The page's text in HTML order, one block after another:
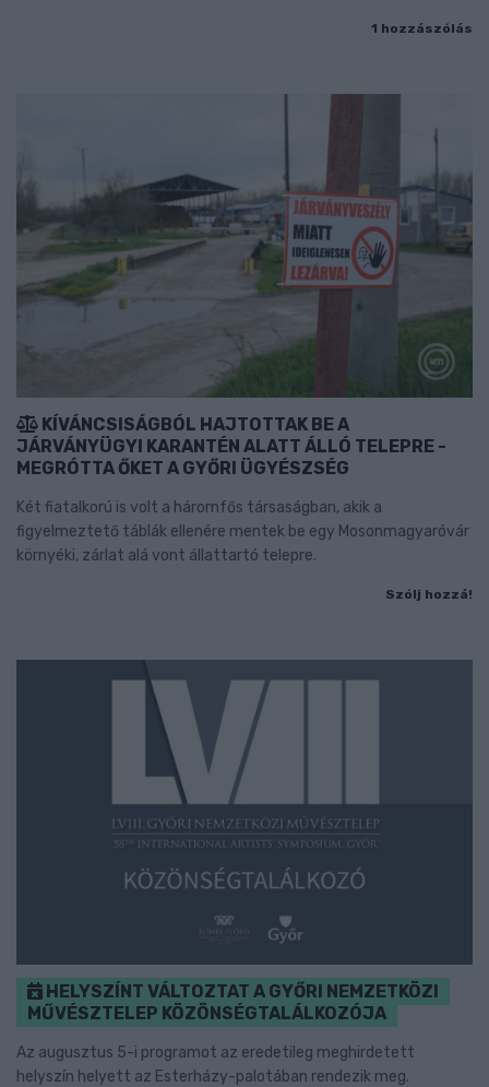
1 hozzászólás
KÍVÁNCSISÁGBÓL HAJTOTTAK BE A
JÁRVÁNYÜGYI KARANTÉN ALATT ÁLLÓ TELEPRE -
MEGRÓTTA ŐKET A GYŐRI ÜGYÉSZSÉG
Két fiatalkorú is volt a háromfős társaságban, akik a
figyelmeztető táblák ellenére mentek be egy Mosonmagyaróvár
környéki, zárlat alá vont állattartó telepre.
Szólj hozzá!
HELYSZÍNT VÁLTOZTAT A GYŐRI NEMZETKÖZI
MŰVÉSZTELEP KÖZÖNSÉGTALÁLKOZÓJA
Az augusztus 5-i programot az eredetileg meghirdetett
helyszín helyett az Esterházy-palotában rendezik meg.